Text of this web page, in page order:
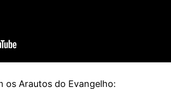
os Arautos do Evangelho: